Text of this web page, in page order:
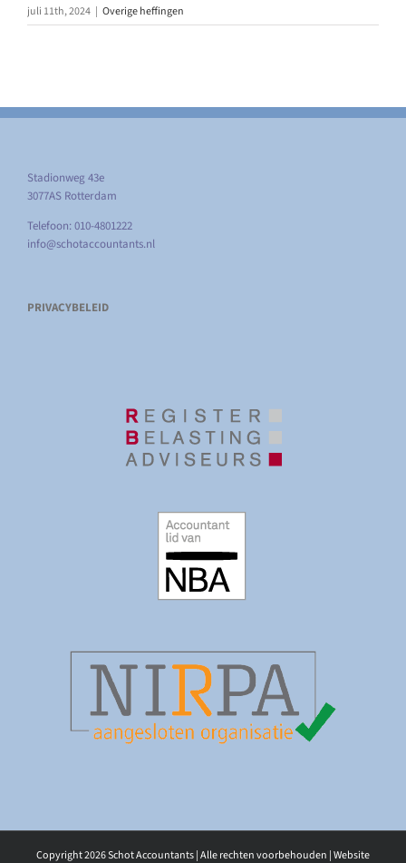
juli 11th, 2024 | Overige heffingen
Stadionweg 43e
3077AS Rotterdam
Telefoon: 010-4801222
info@schotaccountants.nl
PRIVACYBELEID
Copyright2026 Schot Accountants | Alle rechten voorbehouden | Website